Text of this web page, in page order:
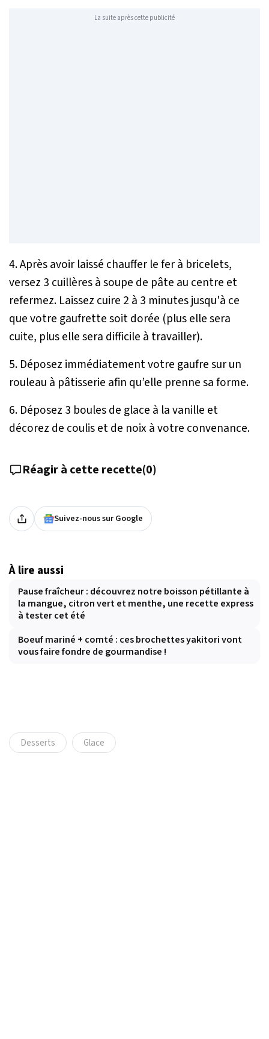
La suite après cette publicité
4. Après avoir laissé chauffer le fer à bricelets,
versez 3 cuillères à soupe de pâte au centre et
refermez. Laissez cuire 2 à 3 minutes jusqu'à ce
que votre gaufrette soit dorée (plus elle sera
cuite, plus elle sera difficile à travailler).
5. Déposez immédiatement votre gaufre sur un
rouleau à pâtisserie afin qu’elle prenne sa forme.
6. Déposez 3 boules de glace à la vanille et
décorez de coulis et de noix à votre convenance.
Réagir à cette recette(0)
Suivez-nous sur Google
À lire aussi
Pause fraîcheur : découvrez notre boisson pétillante à
la mangue, citron vert et menthe, une recette express
à tester cet été
Boeuf mariné + comté : ces brochettes yakitori vont
vous faire fondre de gourmandise !
Desserts Glace